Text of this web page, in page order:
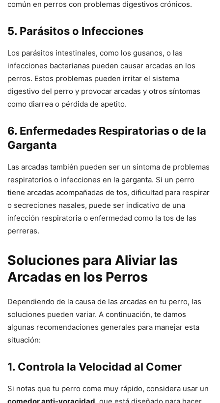
común en perros con problemas digestivos crónicos.
5. Parásitos o Infecciones
Los parásitos intestinales, como los gusanos, o las
infecciones bacterianas pueden causar arcadas en los
perros. Estos problemas pueden irritar el sistema
digestivo del perro y provocar arcadas y otros síntomas
como diarrea o pérdida de apetito.
6. Enfermedades Respiratorias o de la
Garganta
Las arcadas también pueden ser un síntoma de problemas
respiratorios o infecciones en la garganta. Si un perro
tiene arcadas acompañadas de tos, dificultad para respirar
o secreciones nasales, puede ser indicativo de una
infección respiratoria o enfermedad como la tos de las
perreras.
Soluciones para Aliviar las
Arcadas en los Perros
Dependiendo de la causa de las arcadas en tu perro, las
soluciones pueden variar. A continuación, te damos
algunas recomendaciones generales para manejar esta
situación:
1. Controla la Velocidad al Comer
Si notas que tu perro come muy rápido, considera usar un